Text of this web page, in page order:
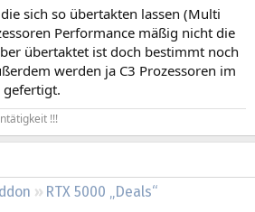
RTX 5000 „Deals“
sich so übertakten lassen (Multi
Performance mäßig nicht die
übertaktet ist doch bestimmt noch
werden ja C3 Prozessoren im
gefertigt.
!!!